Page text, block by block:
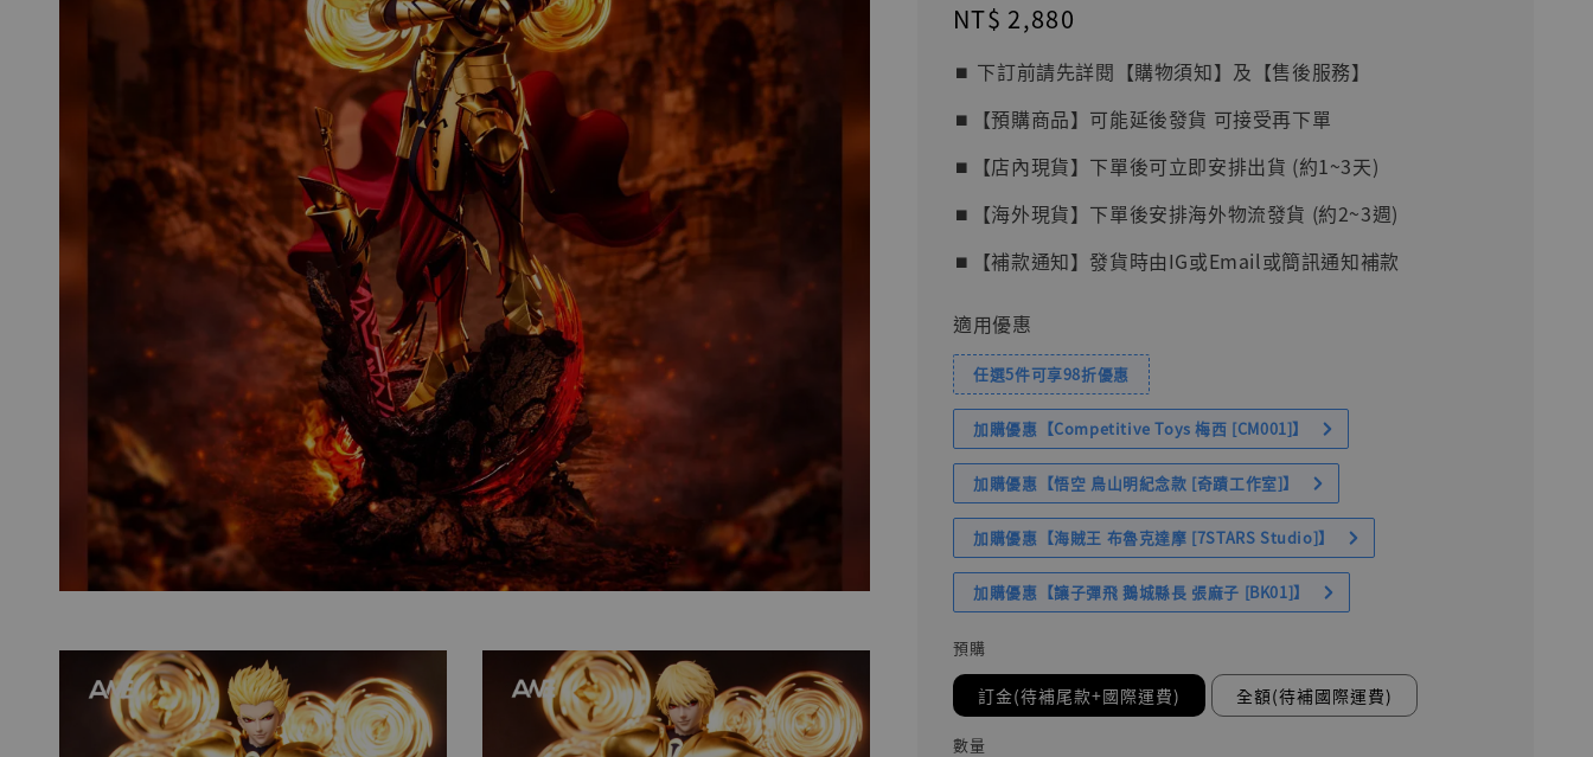
Regular
price
NT$ 2,880
⏹︎ 下訂前請先詳閱【購物須知】及【售後服務】
⏹︎【預購商品】可能延後發貨 可接受再下單
⏹︎【店內現貨】下單後可立即安排出貨 (約1~3天)
⏹︎【海外現貨】下單後安排海外物流發貨 (約2~3週)
⏹︎【補款通知】發貨時由IG或Email或簡訊通知補款
適用優惠
任選5件可享98折優惠
加購優惠【Competitive Toys 梅西 [CM001]】
加購優惠【悟空 鳥山明紀念款 [奇蹟工作室]】
加購優惠【海賊王 布魯克達摩 [7STARS Studio]】
加購優惠【讓子彈飛 鵝城縣長 張麻子 [BK01]】
預購
訂金(待補尾款+國際運費) 全額(待補國際運費)
數量